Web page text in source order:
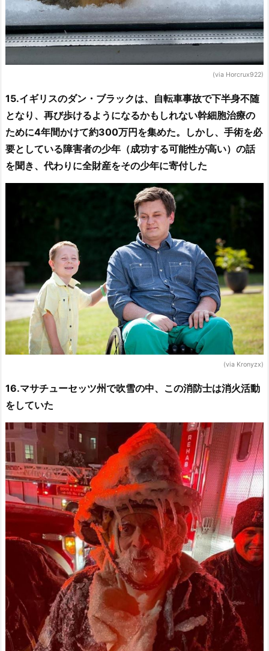
(via Horcrux922)
15.イギリスのダン・ブラックは、自転車事故で下半身不随
となり、再び歩けるようになるかもしれない幹細胞治療の
ために4年間かけて約300万円を集めた。しかし、手術を必
要としている障害者の少年（成功する可能性が高い）の話
を聞き、代わりに全財産をその少年に寄付した
(via Kronyzx)
16.マサチューセッツ州で吹雪の中、この消防士は消火活動
をしていた